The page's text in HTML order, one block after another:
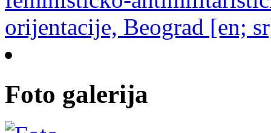
Foto galerija